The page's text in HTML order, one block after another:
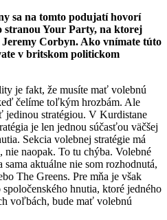
sa na tomto podujatí hovorí
stranou Your Party, na ktorej
Corbyn. Ako vnímate túto
v britskom politickom
je fakt, že musíte mať volebnú
čelíme toľkým hrozbám. Ale
jedinou stratégiou. V Kurdistane
je len jednou súčasťou väčšej
Sekcia volebnej stratégie má
naopak. To tu chýba. Volebné
aktuálne nie som rozhodnutá,
The Greens. Pre mňa je však
hnutia, ktoré jedného
voľbách, bude mať volebnú